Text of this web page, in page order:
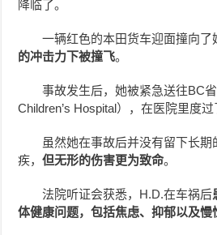
降临了。
一辆红色的本田货车迎面撞向了
的冲击力下被撞飞。
事故发生后，她被紧急送往BC
Children’s Hospital），在医院里度过
虽然她在事故后并没有留下长
疾，但无形的伤害更为致命。
法院听证会获悉，H.D.在车祸后
体健康问题，包括焦虑、抑郁以及慢